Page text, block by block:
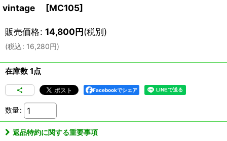
vintage
[MC105]
販売価格: 14,800円(税別)
(税込: 16,280円)
在庫数 1点
Facebookでシェア
数量:
返品特約に関する重要事項